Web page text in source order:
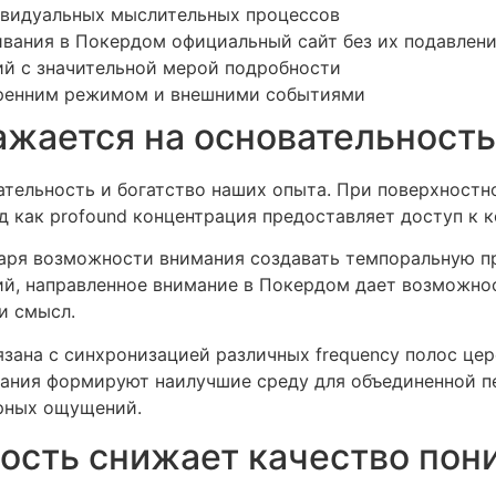
мыслительных процессов
в Покердом официальный сайт без их
с значительной мерой подробности
режимом и внешними событиями
на
и богатство наших опыта. При
profound концентрация предоставляет доступ к
возможности внимания создавать темпоральную
направленное внимание в Покердом дает
смысл.
с синхронизацией различных frequency полос
формируют наилучшие среду для объединенной
ощущений.
снижает качество